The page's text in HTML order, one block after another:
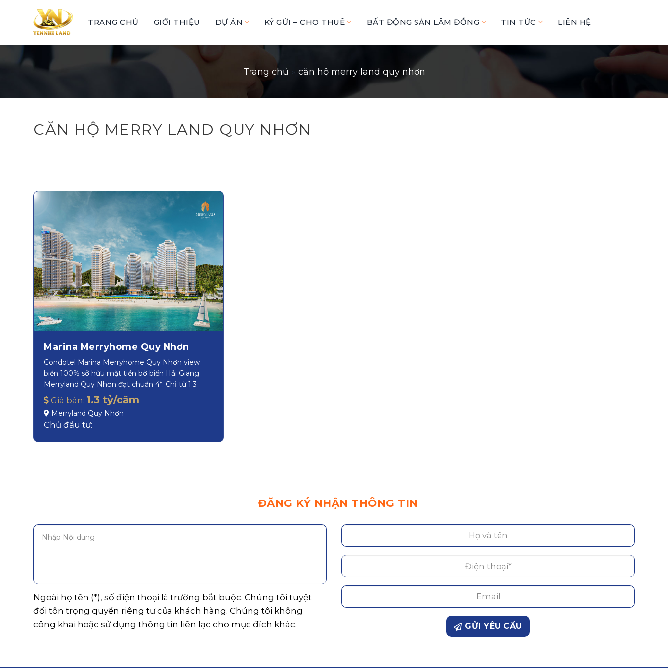
content
TRANG CHỦ GIỚI THIỆU DỰ ÁN KÝ GỬI – CHO THUÊ BẤT ĐỘNG SẢN LÂM ĐỒNG TIN TỨC LIÊN HỆ
Trang chủ » căn hộ merry land quy nhơn
CĂN HỘ MERRY LAND QUY NHƠN
Marina Merryhome Quy Nhơn
Condotel Marina Merryhome Quy Nhơn view
biển 100% sở hữu mặt tiền bờ biển Hải Giang
Merryland Quy Nhơn đạt chuẩn 4*. Chỉ từ 1.3
tỷ/căn
Giá bán: 1.3 tỷ/căm
Merryland Quy Nhơn
Chủ đầu tư:
ĐĂNG KÝ NHẬN THÔNG TIN
Ngoài họ tên (*), số điện thoại là trường bắt buộc. Chúng tôi tuyệt
đối tôn trọng quyền riêng tư của khách hàng. Chúng tôi không
công khai hoặc sử dụng thông tin liên lạc cho mục đích khác.
GỬI YÊU CẦU